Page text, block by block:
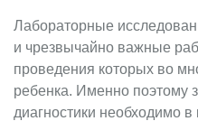
Лабораторные
и чрезвычайно важные
проведения которых во
ребенка. Именно поэтому
диагностики необходимо в